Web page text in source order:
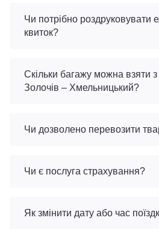
Чи потрібно роздруковувати
квиток?
Скільки багажу можна взяти
Золочів – Хмельницький?
Чи дозволено перевозити
Чи є послуга страхування?
Як змінити дату або час